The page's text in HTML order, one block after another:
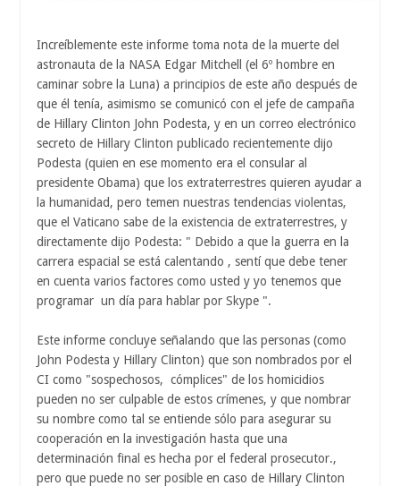
Increíblemente este informe toma nota de la muerte del
astronauta de la NASA Edgar Mitchell (el 6º hombre en
caminar sobre la Luna) a principios de este año después de
que él tenía, asimismo se comunicó con el jefe de campaña
de Hillary Clinton John Podesta, y en un correo electrónico
secreto de Hillary Clinton publicado recientemente dijo
Podesta (quien en ese momento era el consular al
presidente Obama) que los extraterrestres quieren ayudar a
la humanidad, pero temen nuestras tendencias violentas,
que el Vaticano sabe de la existencia de extraterrestres, y
directamente dijo Podesta: " Debido a que la guerra en la
carrera espacial se está calentando , sentí que debe tener
en cuenta varios factores como usted y yo tenemos que
programar un día para hablar por Skype ".
Este informe concluye señalando que las personas (como
John Podesta y Hillary Clinton) que son nombrados por el
CI como "sospechosos, cómplices" de los homicidios
pueden no ser culpable de estos crímenes, y que nombrar
su nombre como tal se entiende sólo para asegurar su
cooperación en la investigación hasta que una
determinación final es hecha por el federal prosecutor.,
pero que puede no ser posible en caso de Hillary Clinton